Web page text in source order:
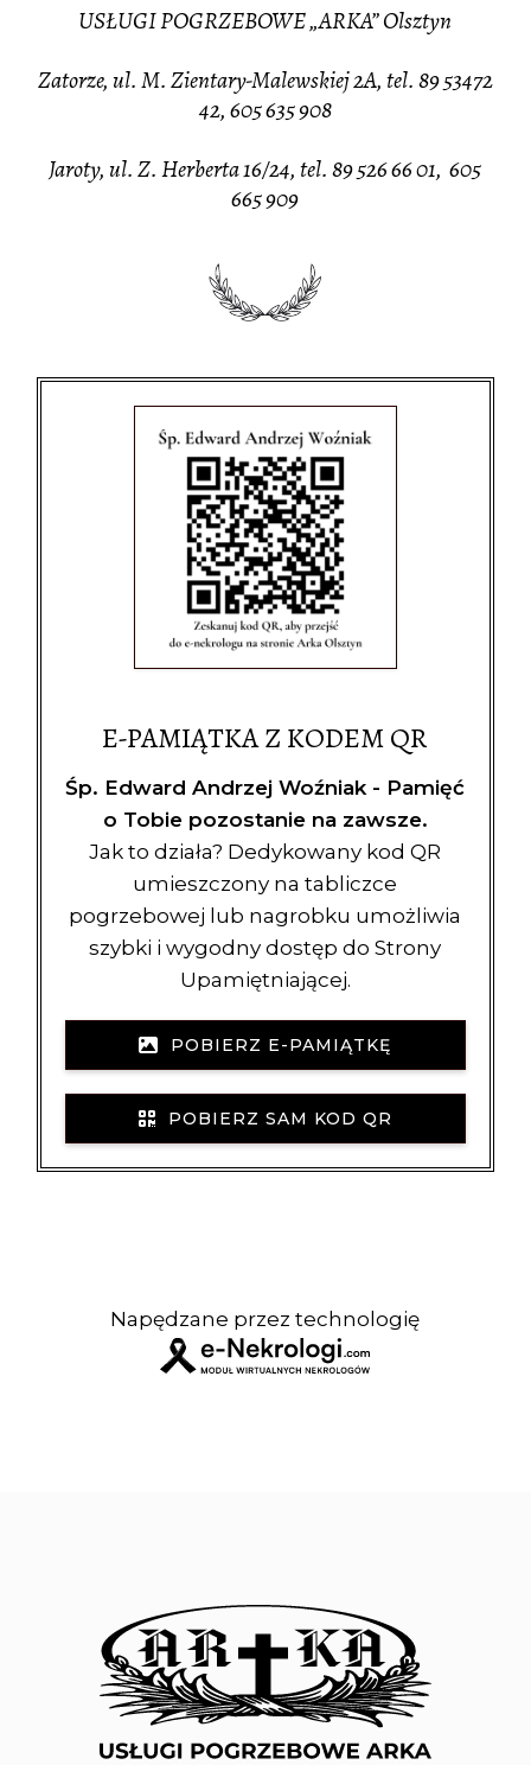
USŁUGI POGRZEBOWE „ARKA” Olsztyn
Zatorze, ul. M. Zientary-Malewskiej 2A, tel. 89 53472
42, 605 635 908
Jaroty, ul. Z. Herberta 16/24, tel. 89 526 66 01, 605
665 909
E-PAMIĄTKA Z KODEM QR
Śp. Edward Andrzej Woźniak - Pamięć
o Tobie pozostanie na zawsze.
Jak to działa? Dedykowany kod QR
umieszczony na tabliczce
pogrzebowej lub nagrobku umożliwia
szybki i wygodny dostęp do Strony
Upamiętniającej.
POBIERZ E-PAMIĄTKĘ
POBIERZ SAM KOD QR
Napędzane przez technologię